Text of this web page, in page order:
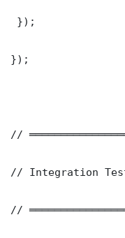
});
});
//
// Integration
//